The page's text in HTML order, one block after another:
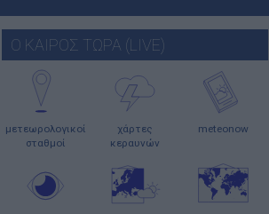
Ο ΚΑΙΡΟΣ ΤΩΡΑ (LIVE)
μετεωρολογικοί
σταθμοί
χάρτες
κεραυνών
meteonow